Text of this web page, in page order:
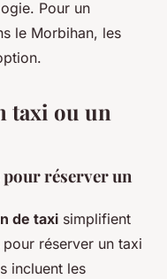
Pour un
le Morbihan, les
taxi ou un
réserver un
de taxi simplifient
réserver un taxi
incluent les